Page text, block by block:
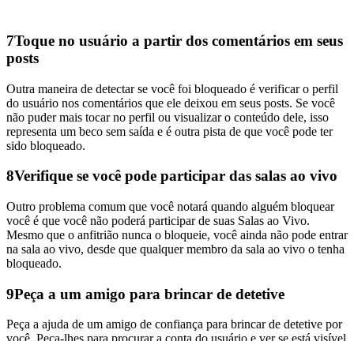
7Toque no usuário a partir dos comentários em seus
posts
Outra maneira de detectar se você foi bloqueado é verificar o perfil
do usuário nos comentários que ele deixou em seus posts. Se você
não puder mais tocar no perfil ou visualizar o conteúdo dele, isso
representa um beco sem saída e é outra pista de que você pode ter
sido bloqueado.
8Verifique se você pode participar das salas ao vivo
Outro problema comum que você notará quando alguém bloquear
você é que você não poderá participar de suas Salas ao Vivo.
Mesmo que o anfitrião nunca o bloqueie, você ainda não pode entrar
na sala ao vivo, desde que qualquer membro da sala ao vivo o tenha
bloqueado.
9Peça a um amigo para brincar de detetive
Peça a ajuda de um amigo de confiança para brincar de detetive por